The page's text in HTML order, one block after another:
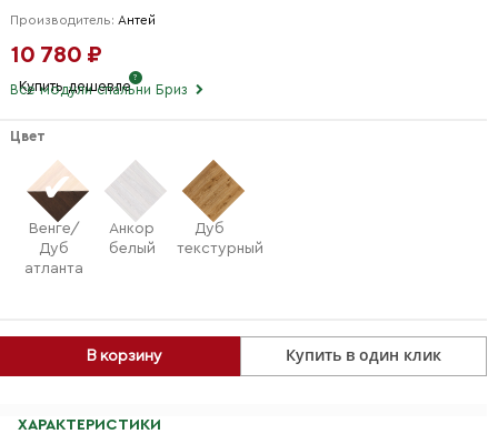
Производитель: Антей
10 780 ₽
Купить дешевле
В корзину Купить в один клик
Цвет
Венге/
Дуб
атланта
Анкор
белый
Дуб
текстурный
Все модули спальни Бриз
ХАРАКТЕРИСТИКИ